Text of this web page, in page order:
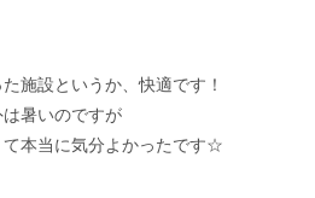
施設というか、快適です！
暑いのですが
本当に気分よかったです☆